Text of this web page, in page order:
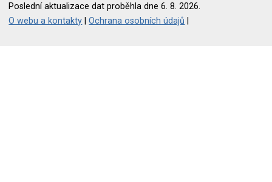
Poslední aktualizace dat proběhla dne 6. 8. 2026.
O webu a kontakty |Ochrana osobních údajů